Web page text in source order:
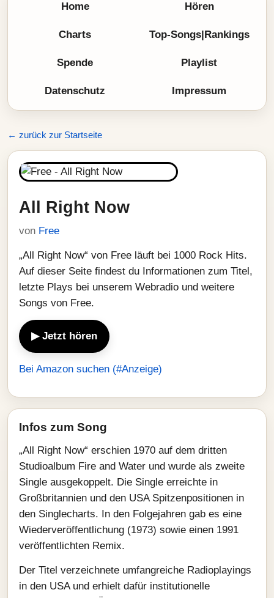
Home Hören
Charts Top-Songs|Rankings
Spende Playlist
Datenschutz Impressum
← zurück zur Startseite
All Right Now
von Free
„All Right Now“ von Free läuft bei 1000 Rock Hits.
Auf dieser Seite findest du Informationen zum Titel,
letzte Plays bei unserem Webradio und weitere
Songs von Free.
▶ Jetzt hören
Bei Amazon suchen (#Anzeige)
Infos zum Song
„All Right Now“ erschien 1970 auf dem dritten
Studioalbum Fire and Water und wurde als zweite
Single ausgekoppelt. Die Single erreichte in
Großbritannien und den USA Spitzenpositionen in
den Singlecharts. In den Folgejahren gab es eine
Wiederveröffentlichung (1973) sowie einen 1991
veröffentlichten Remix.
Der Titel verzeichnete umfangreiche Radioplayings
in den USA und erhielt dafür institutionelle